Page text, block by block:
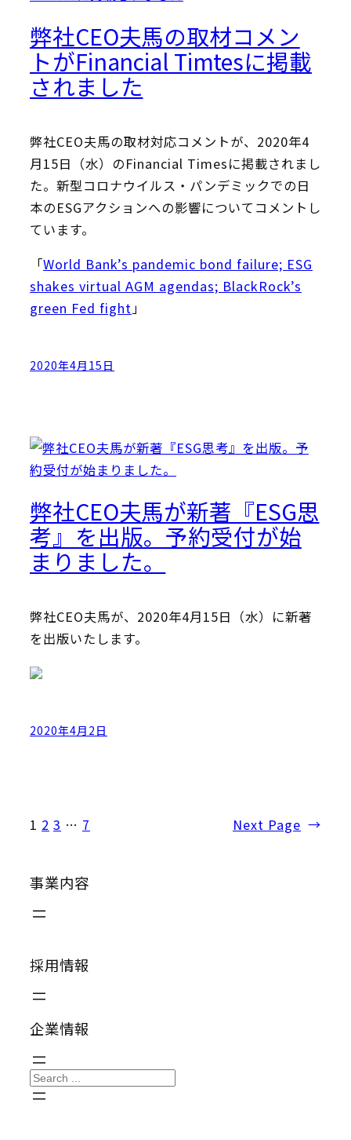
弊社CEO夫馬の取材コメン
トがFinancial Timtesに掲載
されました
弊社CEO夫馬の取材対応コメントが、2020年4
月15日（水）のFinancial Timesに掲載されまし
た。新型コロナウイルス・パンデミックでの日
本のESGアクションへの影響についてコメントし
ています。
「World Bank’s pandemic bond failure; ESG
shakes virtual AGM agendas; BlackRock’s
green Fed fight」
2020年4月15日
弊社CEO夫馬が新著『ESG思
考』を出版。予約受付が始
まりました。
弊社CEO夫馬が、2020年4月15日（水）に新著
を出版いたします。
2020年4月2日
1 2 3 … 7 Next Page →
事業内容
採用情報
企業情報
S
e